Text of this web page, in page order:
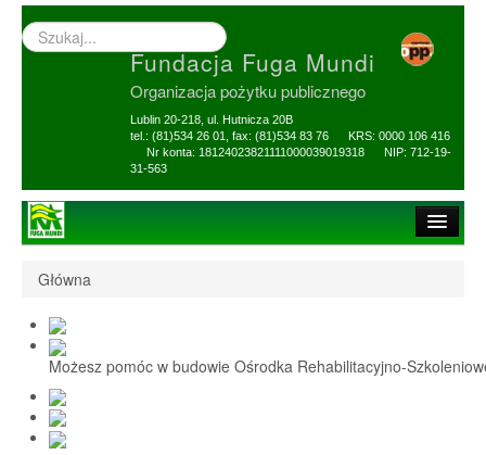
Wyszukiwarka
–
Fundacja Fuga Mundi
Organizacja pożytku publicznego
Lublin 20-218, ul. Hutnicza 20B
tel.: (81)534 26 01, fax: (81)534 83 76 KRS: 0000 106 416
Nr konta: 18124023821111000039019318 NIP: 712-19-
31-563
1,5% i darowizny
Nasi Beneficjenci
Ośrodek Reh-Szkol
Główna
Możesz pomóc w budowie Ośrodka Rehabilitacyjno-